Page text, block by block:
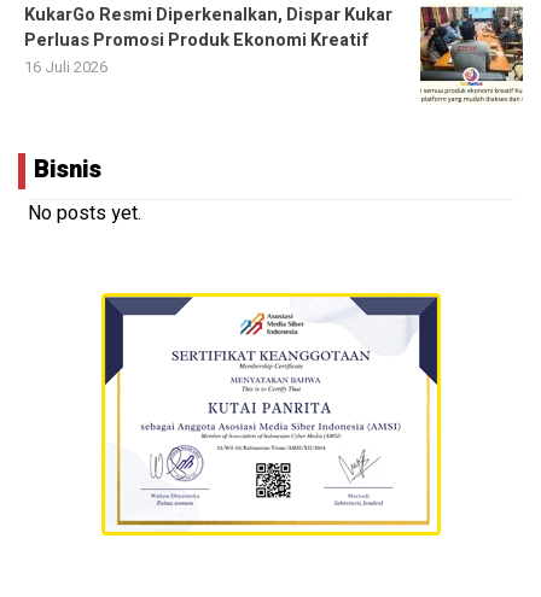
KukarGo Resmi Diperkenalkan, Dispar Kukar
Perluas Promosi Produk Ekonomi Kreatif
16 Juli 2026
Bisnis
No posts yet.